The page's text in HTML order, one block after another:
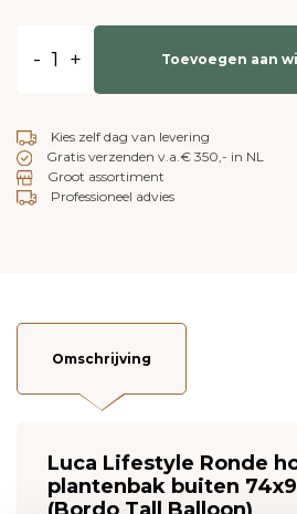
- + Toevoegen aan
Kies zelf dag van levering
Gratis verzenden v.a.€ 350,- in NL
Groot assortiment
Professioneel advies
Omschrijving
Luca Lifestyle Ronde
plantenbak buiten